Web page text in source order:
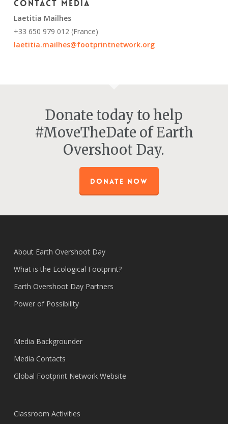
Contact media
Laetitia Mailhes
+33 650 979 012 (France)
laetitia.mailhes@footprintnetwork.org
Donate today to help
#MoveTheDate of Earth
Overshoot Day.
DONATE NOW
About Earth Overshoot Day
What is the Ecological Footprint?
Earth Overshoot Day Partners
Power of Possibility
Media Backgrounder
Media Contacts
Global Footprint Network Website
Classroom Activities